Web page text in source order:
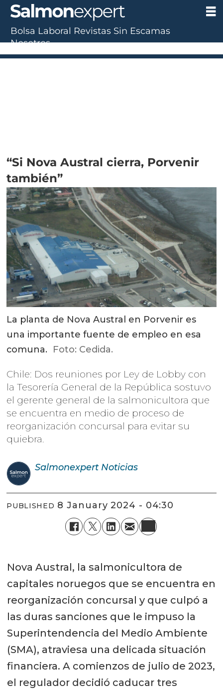
“Si Nova Austral cierra, Porvenir
también”
La planta de Nova Austral en Porvenir es
una importante fuente de empleo en esa
comuna. Foto: Cedida.
Chile: Dos reuniones por Ley de Lobby con
la Tesorería General de la República sostuvo
el gerente general de la salmonicultora que
se encuentra en medio de proceso de
reorganización concursal para evitar su
quiebra.
Salmonexpert Noticias
PUBLISHED 8 January 2024 - 04:30
Nova Austral, la salmonicultora de
capitales noruegos que se encuentra en
reorganización concursal y que culpó a
las duras sanciones que le impuso la
Superintendencia del Medio Ambiente
(SMA), atraviesa una delicada situación
financiera. A comienzos de julio de 2023,
el regulador decidió caducar tres
Bolsa Laboral Revistas Sin Escamas
Nosotros